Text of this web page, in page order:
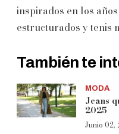
inspirados en los
estructurados y tenis
También te
MODA
Jeans
2025
Junio 02,